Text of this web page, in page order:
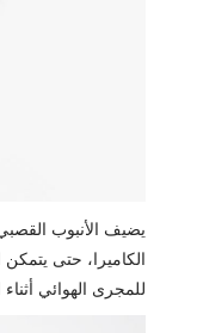
يضيف الأنبوب
الكاميرا، حتى
للمجرى الهوائي